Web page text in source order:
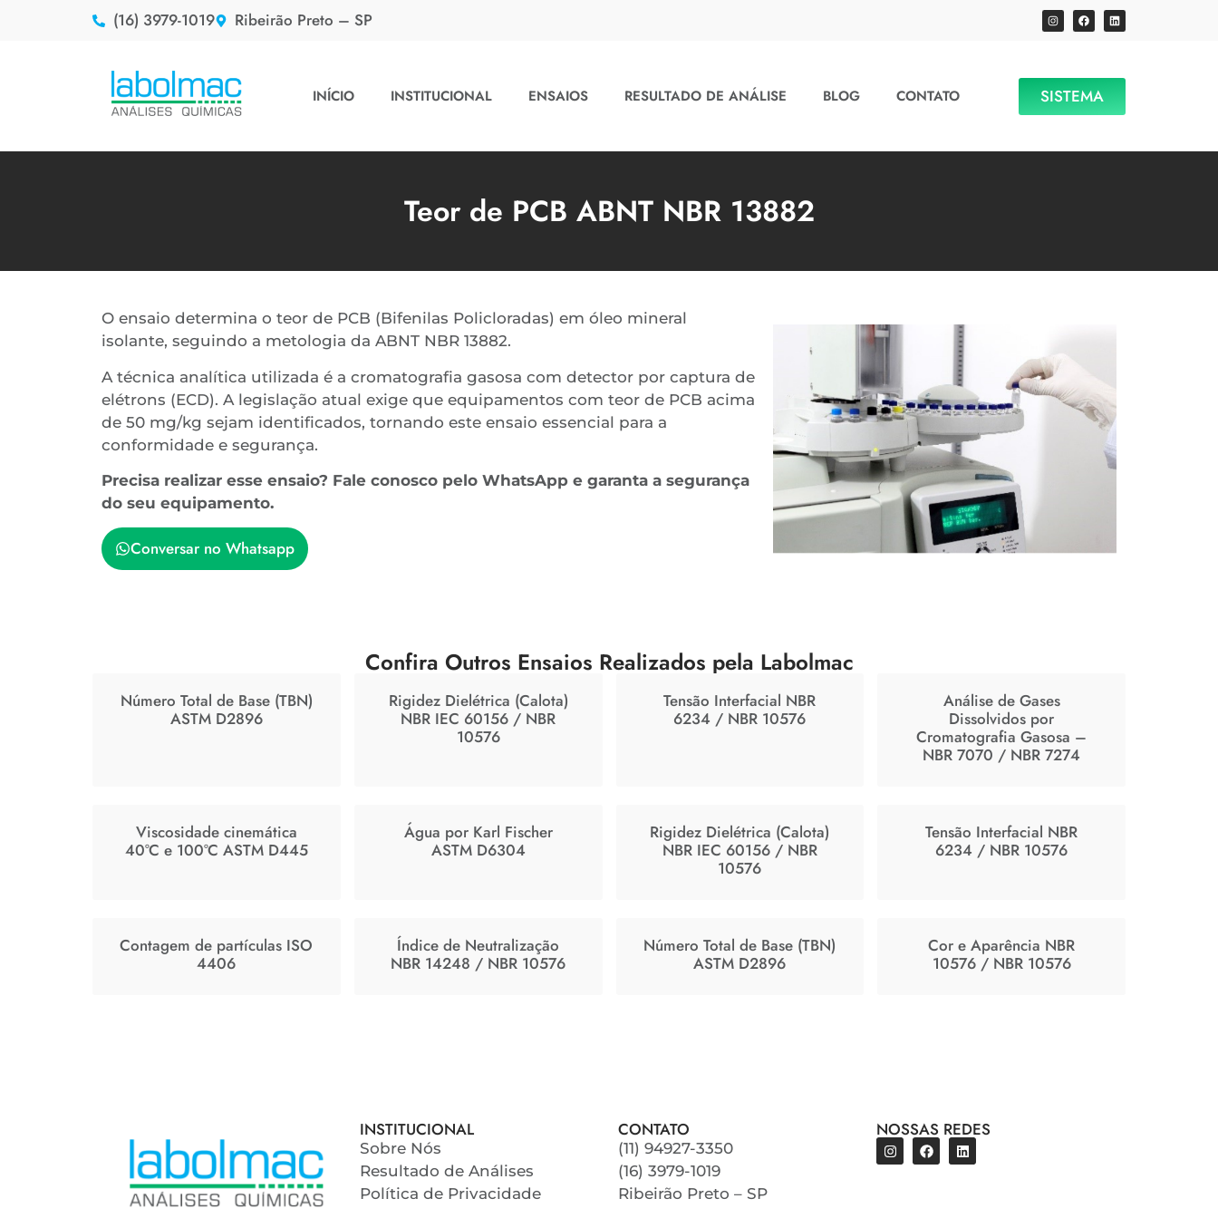
(16) 3979-1019 Ribeirão Preto – SP
INÍCIO INSTITUCIONAL ENSAIOS RESULTADO DE ANÁLISE BLOG CONTATO SISTEMA
Teor de PCB ABNT NBR 13882
O ensaio determina o teor de PCB (Bifenilas Policloradas) em óleo mineral
isolante, seguindo a metologia da ABNT NBR 13882.
A técnica analítica utilizada é a cromatografia gasosa com detector por captura de
elétrons (ECD). A legislação atual exige que equipamentos com teor de PCB acima
de 50 mg/kg sejam identificados, tornando este ensaio essencial para a
conformidade e segurança.
Precisa realizar esse ensaio? Fale conosco pelo WhatsApp e garanta a segurança
do seu equipamento.
Conversar no Whatsapp
Confira Outros Ensaios Realizados pela Labolmac
Número Total de Base (TBN)
ASTM D2896
Rigidez Dielétrica (Calota)
NBR IEC 60156 / NBR
10576
Tensão Interfacial NBR
6234 / NBR 10576
Análise de Gases
Dissolvidos por
Cromatografia Gasosa –
NBR 7070 / NBR 7274
Viscosidade cinemática
40°C e 100°C ASTM D445
Água por Karl Fischer
ASTM D6304
Rigidez Dielétrica (Calota)
NBR IEC 60156 / NBR
10576
Tensão Interfacial NBR
6234 / NBR 10576
Contagem de partículas ISO
4406
Índice de Neutralização
NBR 14248 / NBR 10576
Número Total de Base (TBN)
ASTM D2896
Cor e Aparência NBR
10576 / NBR 10576
INSTITUCIONAL
Sobre Nós
Resultado de Análises
Política de Privacidade
CONTATO
(11) 94927-3350
(16) 3979-1019
Ribeirão Preto – SP
NOSSAS REDES